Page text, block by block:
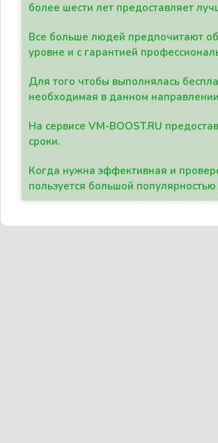
более шести лет предоставляет
Все больше людей предпочитают
уровне и с гарантией
Для того чтобы выполнялась
необходимая в данном
На сервисе VM-BOOST.RU
сроки.
Когда нужна эффективная и
пользуется большой